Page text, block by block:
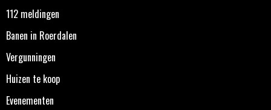
112 meldingen
Banen in Roerdalen
Vergunningen
Huizen te koop
Evenementen